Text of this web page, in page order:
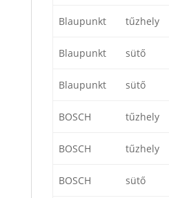
Blaupunkt tűzhely
Blaupunkt sütő
Blaupunkt sütő
BOSCH tűzhely
BOSCH tűzhely
BOSCH sütő